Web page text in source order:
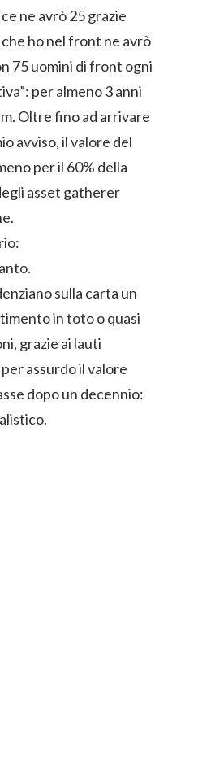
ne avrò 25 grazie
che ho nel front ne avrò
75 uomini di front ogni
per almeno 3 anni
Oltre fino ad arrivare
avviso, il valore del
per il 60% della
asset gatherer
sulla carta un
in toto o quasi
grazie ai lauti
assurdo il valore
dopo un decennio: